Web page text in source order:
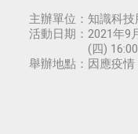
主辦單位： 知識科技
活動日期： 2021年9
(四) 16:00
舉辦地點： 因應疫